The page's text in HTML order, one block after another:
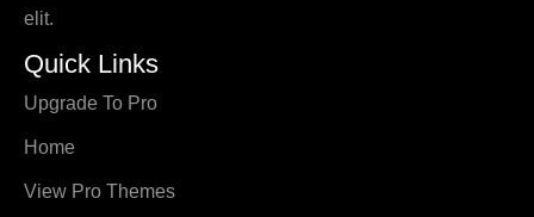
elit.
Quick Links
Upgrade To Pro
Home
View Pro Themes